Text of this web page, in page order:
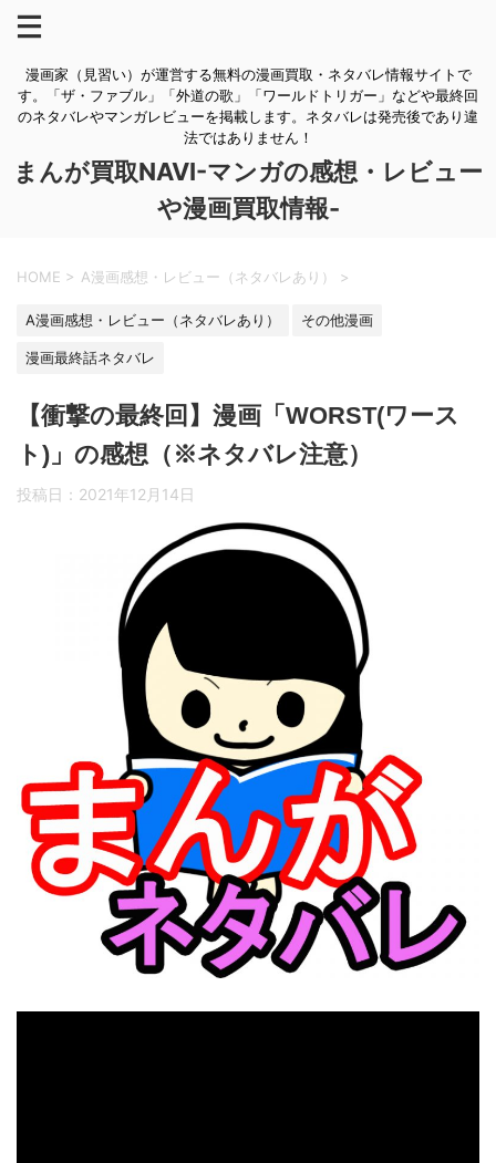
漫画家（見習い）が運営する無料の漫画買取・ネタバレ情報サイトで
す。「ザ・ファブル」「外道の歌」「ワールドトリガー」などや最終回
のネタバレやマンガレビューを掲載します。ネタバレは発売後であり違
法ではありません！
まんが買取NAVI-マンガの感想・レビュー
や漫画買取情報-
HOME > A漫画感想・レビュー（ネタバレあり） >
A漫画感想・レビュー（ネタバレあり） その他漫画
漫画最終話ネタバレ
【衝撃の最終回】漫画「WORST(ワース
ト)」の感想（※ネタバレ注意）
投稿日： 2021年12月14日